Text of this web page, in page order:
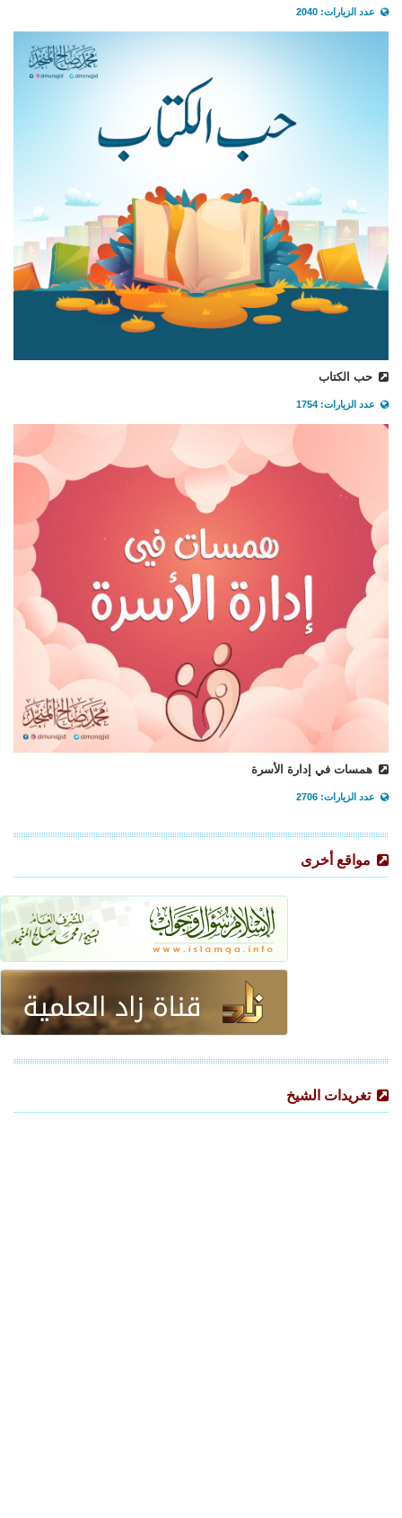
عدد الزيارات: 2040
حب الكتاب
عدد الزيارات: 1754
همسات في إدارة الأسرة
عدد الزيارات: 2706
مواقع أخرى
تغريدات الشيخ